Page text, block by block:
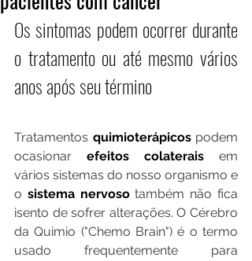
Os sintomas podem ocorrer durante
o tratamento ou até mesmo vários
anos após seu término
Tratamentos quimioterápicos podem
ocasionar efeitos colaterais em
vários sistemas do nosso organismo e
o sistema nervoso também não fica
isento de sofrer alterações. O Cérebro
da Quimio ("Chemo Brain") é o termo
usado frequentemente para